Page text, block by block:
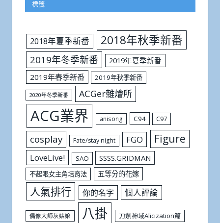
標籤
2018年夏季新番 2018年秋季新番
2019年冬季新番
2019年夏季新番
2019年春季新番
2019年秋季新番
2020年冬季新番 ACGer雜燴所
ACG業界 anisong C94 C97
cosplay Fate/stay night FGO Figure
LoveLive! SAO SSSS.GRIDMAN
不起眼女主角培育法 五等分的花嫁
人氣排行 你的名字 個人評論
偶像大師灰姑娘 八掛 刀劍神域Alicization篇